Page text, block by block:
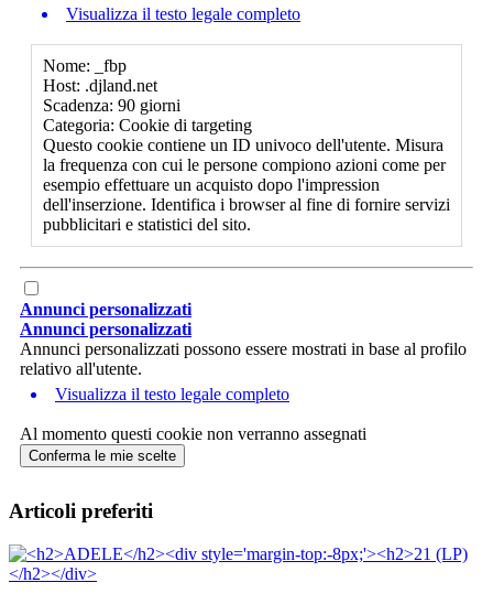
Visualizza il testo legale completo
Nome: _fbp
Host: .djland.net
Scadenza: 90 giorni
Categoria: Cookie di targeting
Questo cookie contiene un ID univoco dell'utente. Misura
la frequenza con cui le persone compiono azioni come per
esempio effettuare un acquisto dopo l'impression
dell'inserzione. Identifica i browser al fine di fornire servizi
pubblicitari e statistici del sito.
Annunci personalizzati
Annunci personalizzati
Annunci personalizzati possono essere mostrati in base al profilo
relativo all'utente.
Visualizza il testo legale completo
Al momento questi cookie non verranno assegnati
Conferma le mie scelte
Articoli preferiti